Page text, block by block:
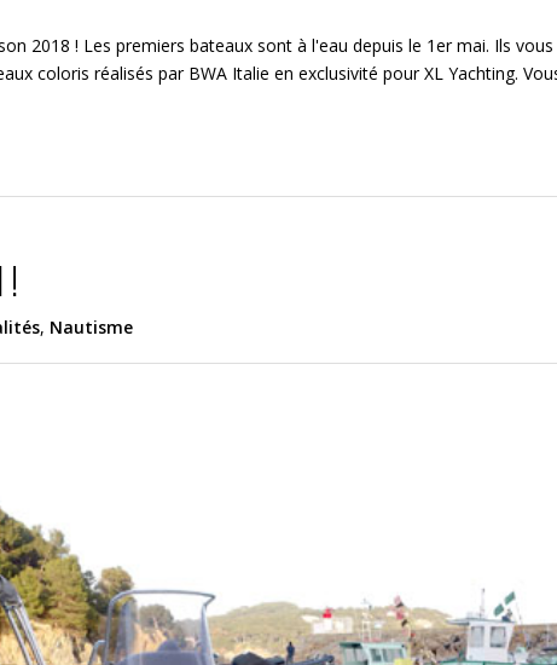
2018 ! Les premiers bateaux sont à l'eau depuis le 1er mai. Ils
coloris réalisés par BWA Italie en exclusivité pour XL Yachting.
!
, Nautisme